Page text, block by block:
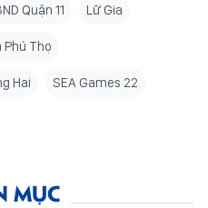
Quận 11 Lữ Gia
Thọ
Hai SEA Games 22
MỤC